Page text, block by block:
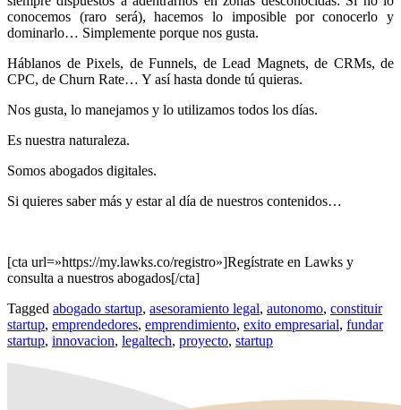
conocemos (raro será), hacemos lo imposible por conocerlo y
dominarlo… Simplemente porque nos gusta.
Háblanos de Pixels, de Funnels, de Lead Magnets, de CRMs, de
CPC, de Churn Rate… Y así hasta donde tú quieras.
Nos gusta, lo manejamos y lo utilizamos todos los días.
Es nuestra naturaleza.
Somos abogados digitales.
Si quieres saber más y estar al día de nuestros contenidos…
[cta url=»https://my.lawks.co/registro»]Regístrate en Lawks y
consulta a nuestros abogados[/cta]
Tagged abogado startup, asesoramiento legal, autonomo, constituir
startup, emprendedores, emprendimiento, exito empresarial, fundar
startup, innovacion, legaltech, proyecto, startup